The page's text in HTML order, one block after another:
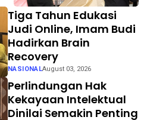
Tiga Tahun Edukasi
Judi Online, Imam Budi
Hadirkan Brain
Recovery
NASIONALAugust 03, 2026
Perlindungan Hak
Kekayaan Intelektual
Dinilai Semakin Penting